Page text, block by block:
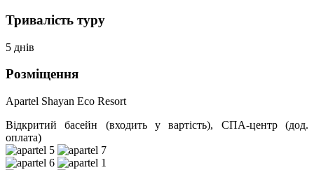
Тривалість туру
5 днів
Розміщення
Apartel Shayan Eco Resort
Відкритий басейн (входить у вартість), СПА-центр (дод.
оплата)